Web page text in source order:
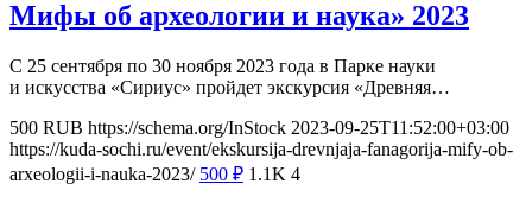
Мифы об археологии и наука» 2023
С 25 сентября по 30 ноября 2023 года в Парке науки
и искусства «Сириус» пройдет экскурсия «Древняя…
500 RUB https://schema.org/InStock 2023-09-25T11:52:00+03:00
https://kuda-sochi.ru/event/ekskursija-drevnjaja-fanagorija-mify-ob-
arxeologii-i-nauka-2023/ 500 ₽ 1.1K 4